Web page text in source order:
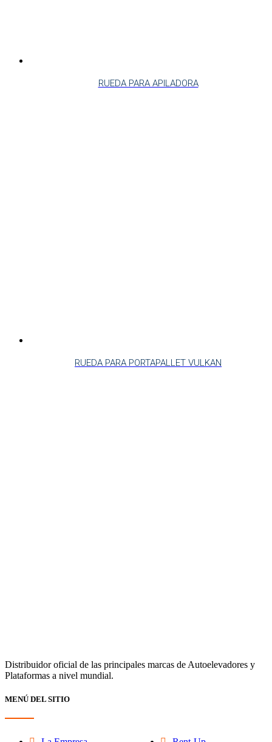
RUEDA PARA APILADORA
RUEDA PARA PORTAPALLET VULKAN
Distribuidor oficial de las principales marcas de Autoelevadores y
Plataformas a nivel mundial.
MENÚ DEL SITIO